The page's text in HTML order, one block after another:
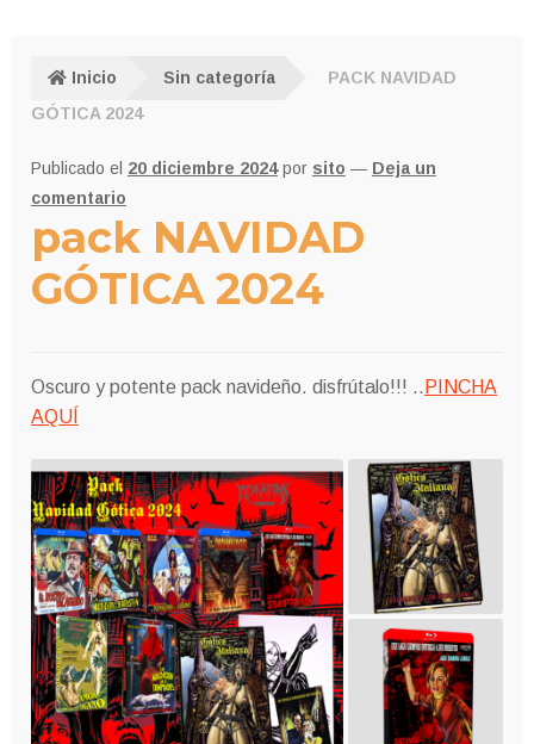
Inicio Sin categoría
PACK NAVIDAD
GÓTICA 2024
Publicado el 20 diciembre 2024 por sito — Deja un
comentario
pack NAVIDAD
GÓTICA 2024
Oscuro y potente pack navideño. disfrútalo!!! .. PINCHA
AQUÍ